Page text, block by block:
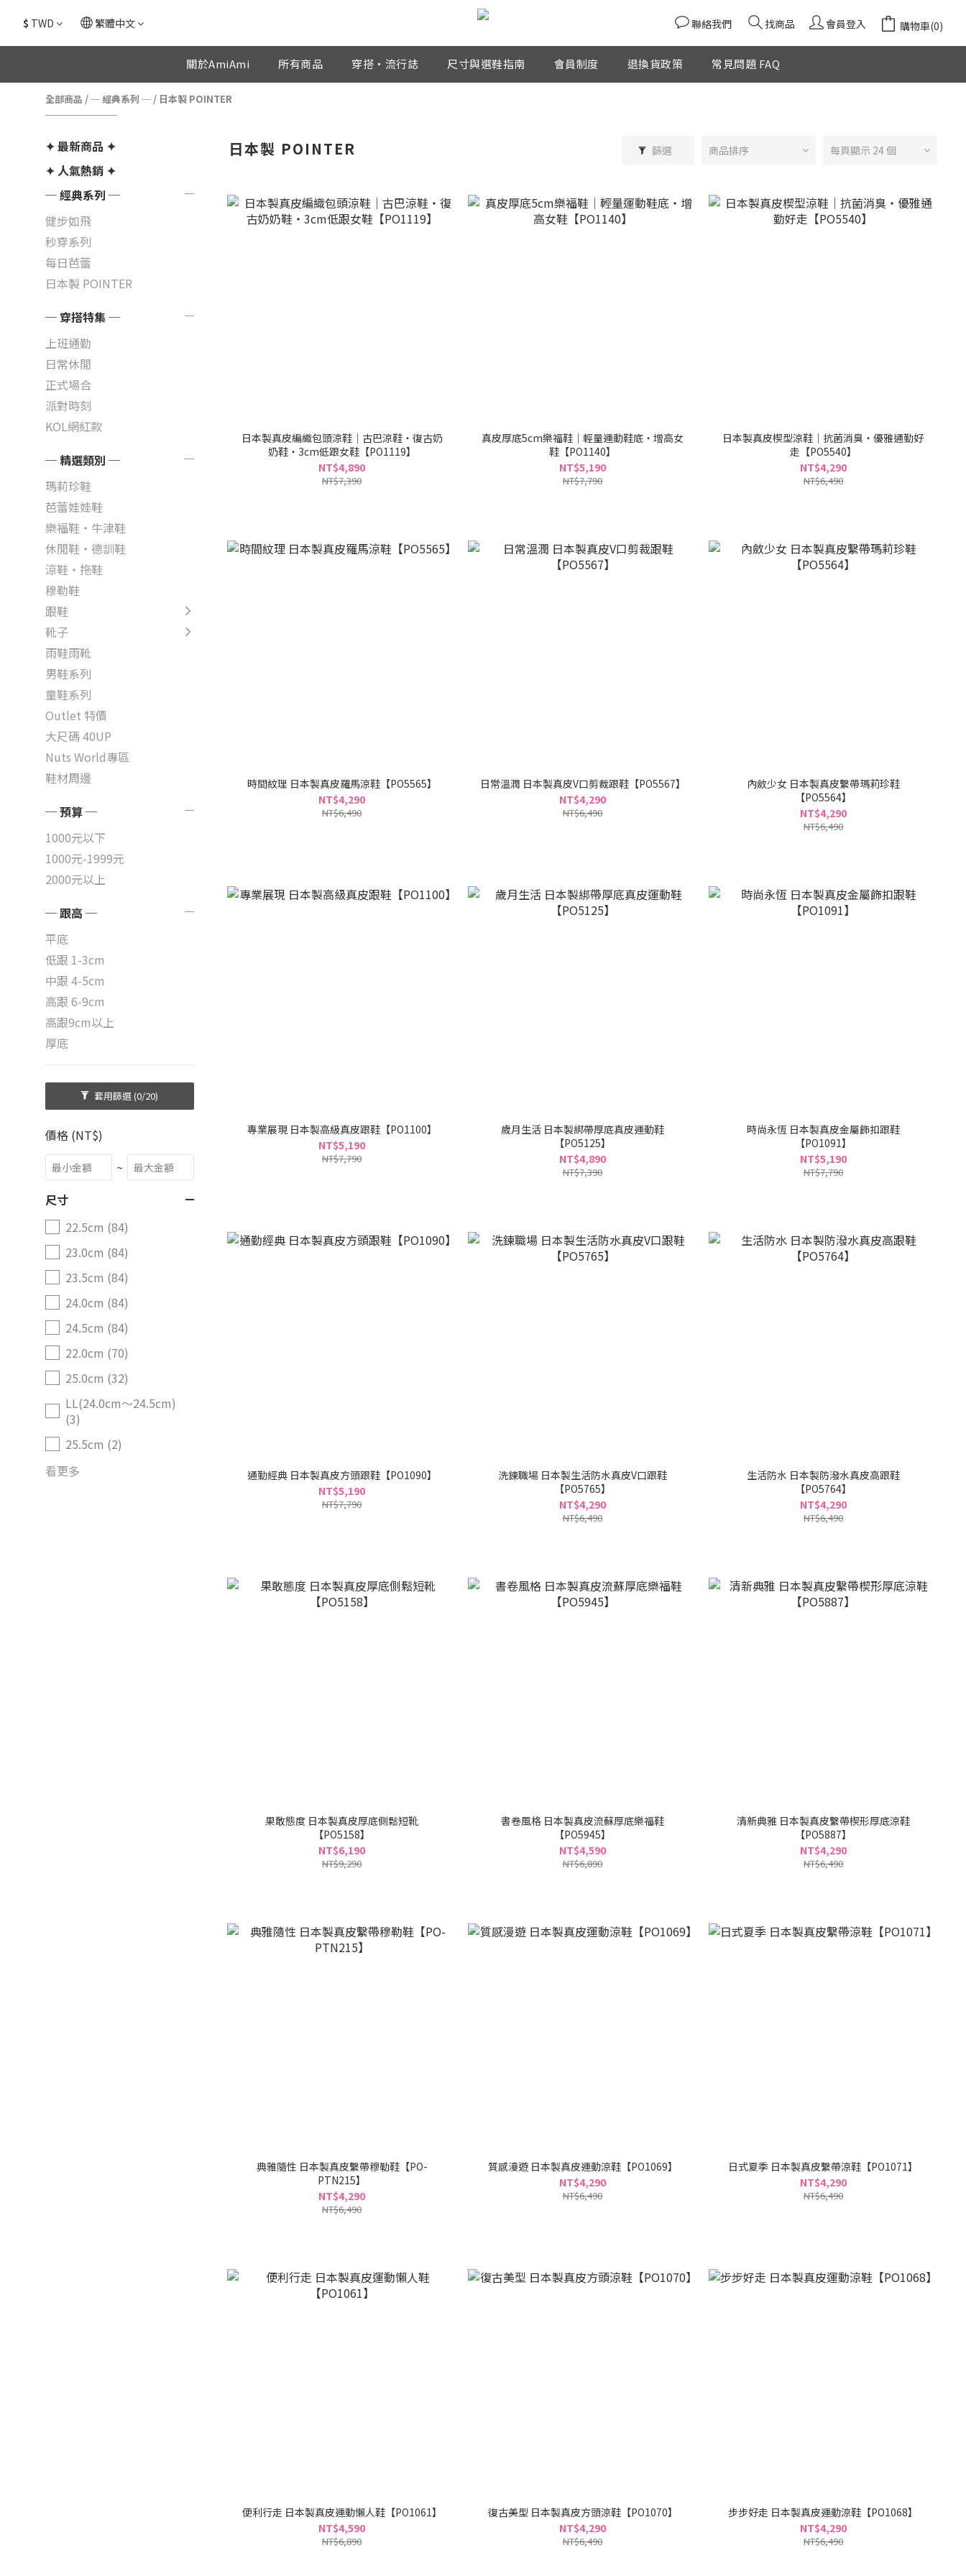
$ TWD 繁體中文 聯絡我們 找商品 會員登入 購物車(0)
關於AmiAmi 所有商品 穿搭・流行誌 尺寸與選鞋指南 會員制度 退換貨政策 常見問題 FAQ
全部商品 /─ 經典系列 ─ / 日本製 POINTER
✦ 最新商品 ✦
✦ 人氣熱銷 ✦
─ 經典系列 ─
健步如飛
秒穿系列
每日芭蕾
日本製 POINTER
─ 穿搭特集 ─
上班通勤
日常休閒
正式場合
派對時刻
KOL網紅款
─ 精選類別 ─
瑪莉珍鞋
芭蕾娃娃鞋
樂福鞋・牛津鞋
休閒鞋・德訓鞋
涼鞋・拖鞋
穆勒鞋
跟鞋
靴子
雨鞋雨靴
男鞋系列
童鞋系列
Outlet 特價
大尺碼 40UP
Nuts World專區
鞋材周邊
─ 預算 ─
1000元以下
1000元-1999元
2000元以上
─ 跟高 ─
平底
低跟 1-3cm
中跟 4-5cm
高跟 6-9cm
高跟9cm以上
厚底
套用篩選(0/20)
價格 (NT$)
~
尺寸
22.5cm (84)
23.0cm (84)
23.5cm (84)
24.0cm (84)
24.5cm (84)
22.0cm (70)
25.0cm (32)
LL(24.0cm～24.5cm)
(3)
25.5cm (2)
看更多
日本製 POINTER 篩選 商品排序 每頁顯示 24 個
日本製真皮編織包頭涼鞋｜古巴涼鞋・復古奶
奶鞋・3cm低跟女鞋【PO1119】
NT$4,890
NT$7,390
真皮厚底5cm樂福鞋｜輕量運動鞋底・增高女
鞋【PO1140】
NT$5,190
NT$7,790
日本製真皮楔型涼鞋｜抗菌消臭・優雅通勤好
走【PO5540】
NT$4,290
NT$6,490
時間紋理 日本製真皮羅馬涼鞋【PO5565】
NT$4,290
NT$6,490
日常溫潤 日本製真皮V口剪裁跟鞋【PO5567】
NT$4,290
NT$6,490
內斂少女 日本製真皮繫帶瑪莉珍鞋
【PO5564】
NT$4,290
NT$6,490
專業展現 日本製高級真皮跟鞋【PO1100】
NT$5,190
NT$7,790
歲月生活 日本製綁帶厚底真皮運動鞋
【PO5125】
NT$4,890
NT$7,390
時尚永恆 日本製真皮金屬飾扣跟鞋
【PO1091】
NT$5,190
NT$7,790
通勤經典 日本製真皮方頭跟鞋【PO1090】
NT$5,190
NT$7,790
洗鍊職場 日本製生活防水真皮V口跟鞋
【PO5765】
NT$4,290
NT$6,490
生活防水 日本製防潑水真皮高跟鞋
【PO5764】
NT$4,290
NT$6,490
果敢態度 日本製真皮厚底側鬆短靴
【PO5158】
NT$6,190
NT$9,290
書卷風格 日本製真皮流蘇厚底樂福鞋
【PO5945】
NT$4,590
NT$6,890
清新典雅 日本製真皮繫帶楔形厚底涼鞋
【PO5887】
NT$4,290
NT$6,490
典雅隨性 日本製真皮繫帶穆勒鞋【PO-
PTN215】
NT$4,290
NT$6,490
質感漫遊 日本製真皮運動涼鞋【PO1069】
NT$4,290
NT$6,490
日式夏季 日本製真皮繫帶涼鞋【PO1071】
NT$4,290
NT$6,490
便利行走 日本製真皮運動懶人鞋【PO1061】
NT$4,590
NT$6,890
復古美型 日本製真皮方頭涼鞋【PO1070】
NT$4,290
NT$6,490
步步好走 日本製真皮運動涼鞋【PO1068】
NT$4,290
NT$6,490